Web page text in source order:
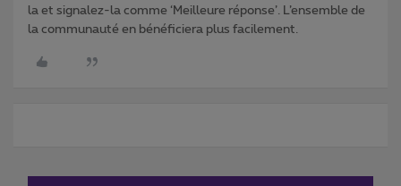
la et signalez-la comme ‘Meilleure réponse’. L’ensemble de
la communauté en bénéficiera plus facilement.